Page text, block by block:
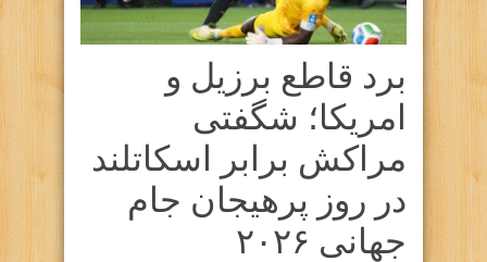
برد قاطع برزیل و
امریکا؛ شگفتی
مراکش برابر اسکاتلند
در روز پرهیجان جام
جهانی ۲۰۲۶